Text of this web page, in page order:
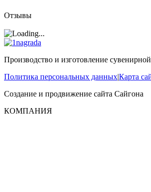
Отзывы
Производство и изготовление
Политика персональных данных|Карта
Создание и продвижение сайта Сайгона
КОМПАНИЯ